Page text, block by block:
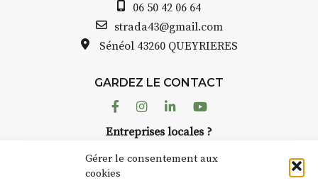
Gérer le consentement aux
cookies
Bernard TURLE Le Fumoir n’est
pas une galerie permanente.
AuzonToujours organise
dans le village. Des artistes et
caves, les granges d’Auzon. Le
Fumoir est l’un de ces espaces
06 50 42 06 64
strada43@gmail.com
Sénéol 43260 QUEYRIERES
GARDEZ LE CONTACT
FacebookInstagram
LinkedinYoutube
Entreprises locales ?